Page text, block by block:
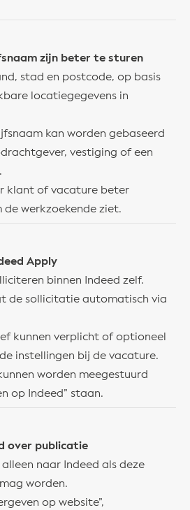
zijn beter te sturen
stad en postcode, op basis
locatiegegevens in
kan worden gebaseerd
vestiging of een
klant of vacature beter
de werkzoekende ziet.
Apply
binnen Indeed zelf.
de sollicitatie automatisch via
kunnen verplicht of optioneel
instellingen bij de vacature.
worden meegestuurd
op Indeed” staan.
over publicatie
naar Indeed als deze
worden.
op website”,